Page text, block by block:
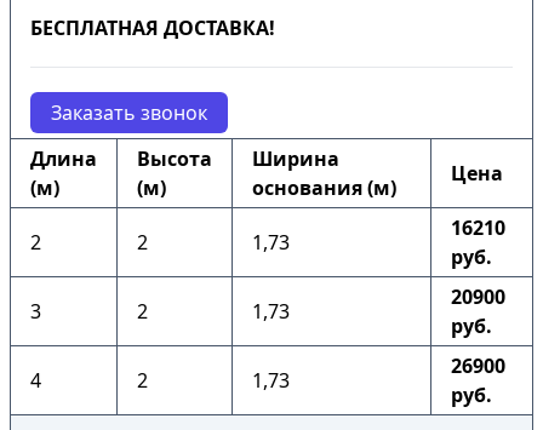
БЕСПЛАТНАЯ ДОСТАВКА!
Заказать звонок
Длина
(м)
Высота
(м)
Ширина
основания (м)
Цена
2 2 1,73
16210
руб.
3 2 1,73
20900
руб.
4 2 1,73
26900
руб.